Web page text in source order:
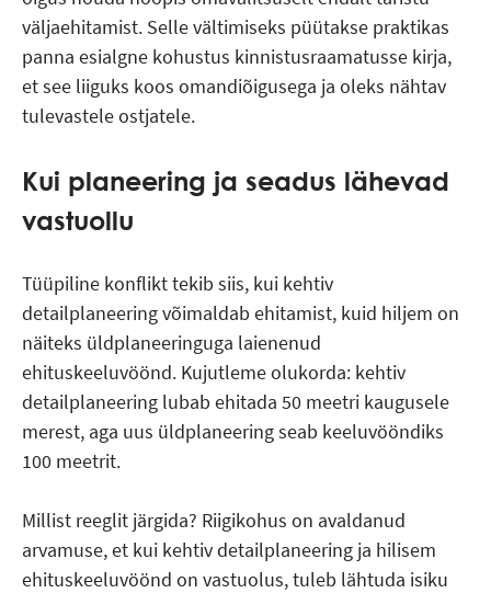
väljaehitamist. Selle vältimiseks püütakse praktikas
panna esialgne kohustus kinnistusraamatusse kirja,
et see liiguks koos omandiõigusega ja oleks nähtav
tulevastele ostjatele.
Kui planeering ja seadus lähevad
vastuollu
Tüüpiline konflikt tekib siis, kui kehtiv
detailplaneering võimaldab ehitamist, kuid hiljem on
näiteks üldplaneeringuga laienenud
ehituskeeluvöönd. Kujutleme olukorda: kehtiv
detailplaneering lubab ehitada 50 meetri kaugusele
merest, aga uus üldplaneering seab keeluvööndiks
100 meetrit.
Millist reeglit järgida? Riigikohus on avaldanud
arvamuse, et kui kehtiv detailplaneering ja hilisem
ehituskeeluvöönd on vastuolus, tuleb lähtuda isiku